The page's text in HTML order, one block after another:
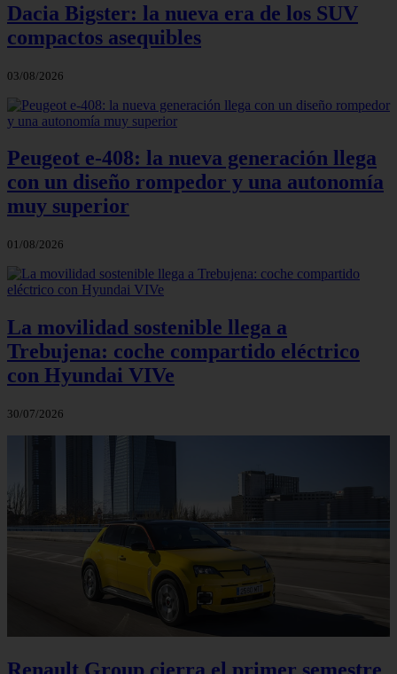
Dacia Bigster: la nueva era de los SUV
compactos asequibles
03/08/2026
Peugeot e-408: la nueva generación llega
con un diseño rompedor y una autonomía
muy superior
01/08/2026
La movilidad sostenible llega a
Trebujena: coche compartido eléctrico
con Hyundai VIVe
30/07/2026